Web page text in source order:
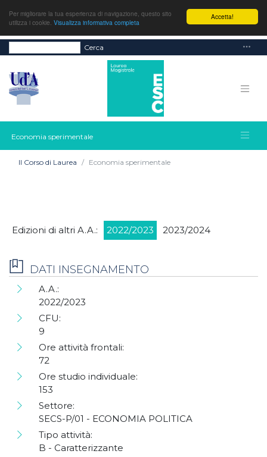
Accetta!
Per migliorare la tua esperienza di navigazione, questo sito
utilizza i cookie. Visualizza informativa completa
Cerca
Economia sperimentale
Il Corso di Laurea Economia sperimentale
Edizioni di altri A.A.: 2022/2023 2023/2024
DATI INSEGNAMENTO
A.A.:
2022/2023
CFU:
9
Ore attività frontali:
72
Ore studio individuale:
153
Settore:
SECS-P/01 - ECONOMIA POLITICA
Tipo attività:
B - Caratterizzante